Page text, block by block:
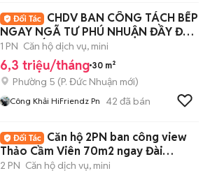
CHDV BAN CÔNG TÁCH BẾP
NGAY NGÃ TƯ PHÚ NHUẬN ĐẦY ĐỦ
NỘI THẤT
1 PN Căn hộ dịch vụ, mini
6,3 triệu/tháng 30 m²
Phường 5 (P. Đức Nhuận mới)
Công Khải HiFriendz Pn 42 đã bán
Căn hộ 2PN ban công view
Thảo Cầm Viên 70m2 ngay Đài
Truyền hình NTMK
2 PN Căn hộ dịch vụ, mini